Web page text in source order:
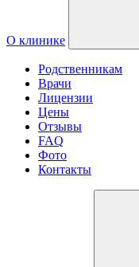
О клинике
Родственникам
Врачи
Лицензии
Цены
Отзывы
FAQ
Фото
Контакты